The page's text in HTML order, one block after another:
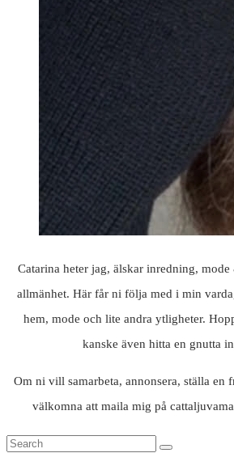
Catarina heter jag, älskar inredning,
allmänhet. Här får ni följa med i min
hem, mode och lite andra ytligheter.
kanske även hitta en gnutta
Om ni vill samarbeta, annonsera, ställa en
välkomna att maila mig på